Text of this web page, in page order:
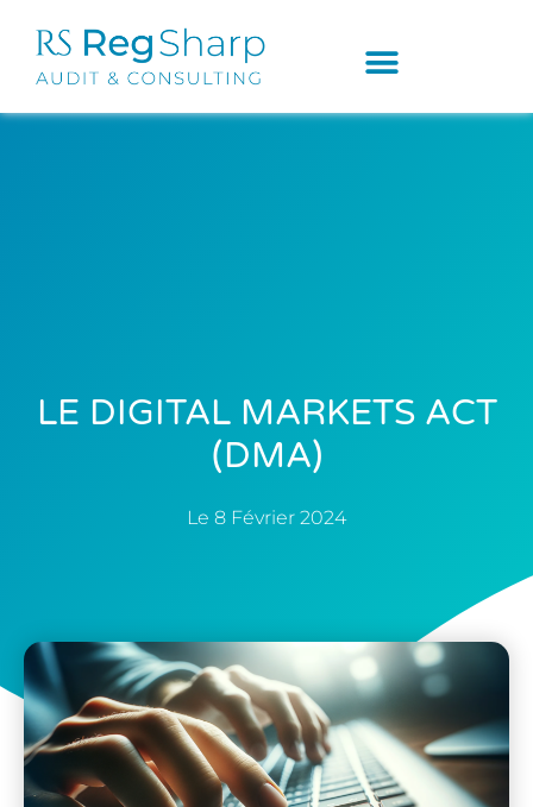
LE DIGITAL MARKETS ACT
(DMA)
Le 8 Février 2024